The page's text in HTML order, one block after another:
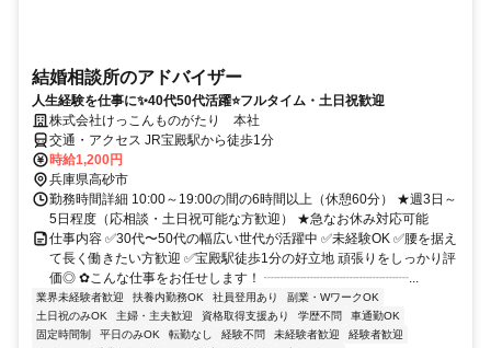
結婚相談所のアドバイザー
人生経験を仕事に✨40代50代活躍⭐️フルタイム・土日祝歓迎
株式会社けっこんものがたり 本社
交通・アクセス JR宝殿駅から徒歩1分
時給1,200円
兵庫県高砂市
勤務時間詳細 10:00～19:00の間の6時間以上（休憩60分） ★週3日～
5日程度（応相談・土日祝可能な方歓迎） ★急なお休み対応可能
仕事内容 ✅30代〜50代の幅広い世代が活躍中 ✅未経験OK ✅腰を据え
て長く働きたい方歓迎 ✅宝殿駅徒歩1分の好立地 頑張りをしっかり評
価◎ ✿こんな仕事をお任せします！ ┈┈┈┈┈┈┈┈┈┈┈...
業界未経験者歓迎 扶養内勤務OK 社員登用あり
副業・WワークOK
土日祝のみOK
主婦・主夫歓迎 資格取得支援あり 学歴不問
車通勤OK
固定時間制
平日のみOK 転勤なし 経験不問 未経験者歓迎
経験者歓迎